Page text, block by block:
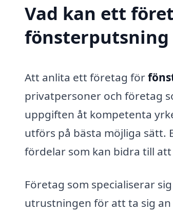
Vad kan ett
fönsterputsning
Att anlita ett företag för
privatpersoner och företag
uppgiften åt kompetenta
utförs på bästa möjliga
fördelar som kan bidra till
Företag som specialiserar
utrustningen för att ta sig